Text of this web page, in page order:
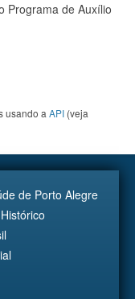
Programa de Auxílio
usando a API (veja
de Porto Alegre